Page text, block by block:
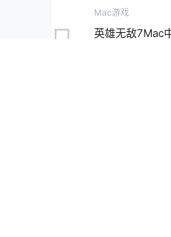
Mac游戏
英雄无敌7Mac